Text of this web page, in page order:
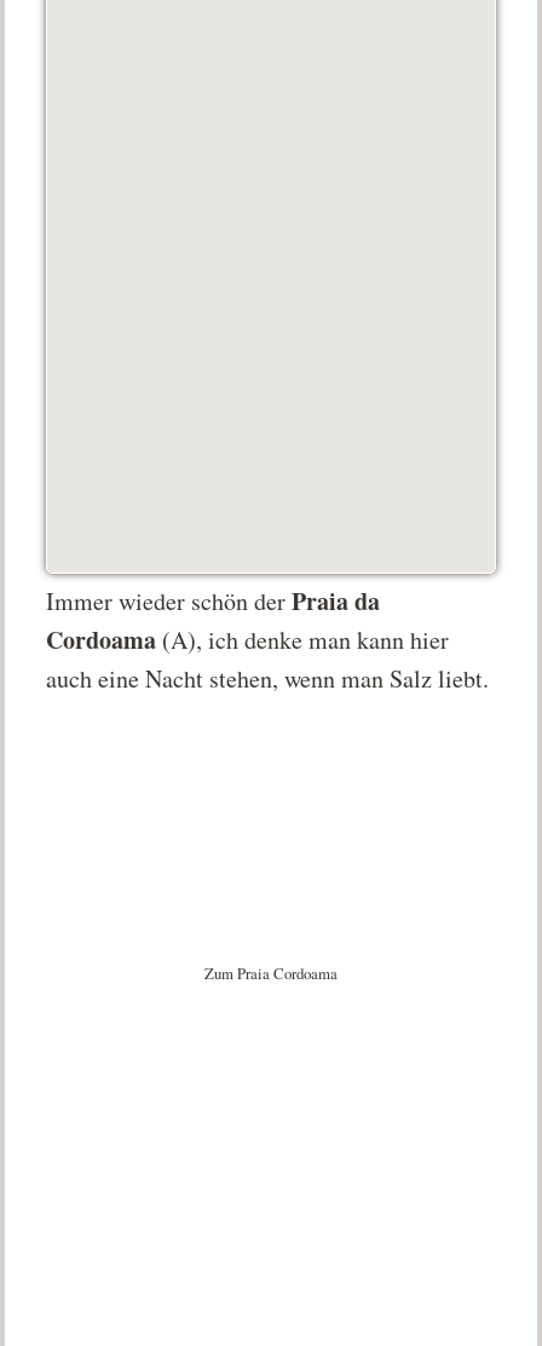
Immer wieder schön derPraia da
Cordoama (A), ich denke man kann hier
auch eine Nacht stehen, wenn man Salz liebt.
Zum Praia Cordoama